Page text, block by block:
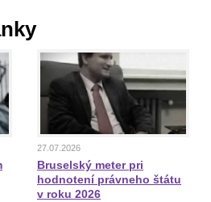
27.07.2026
Bruselský meter pri
hodnotení právneho štátu
v roku 2026